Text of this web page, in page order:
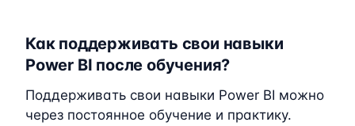
Как поддерживать свои навыки
Power BI после обучения?
Поддерживать свои навыки Power BI можно
через постоянное обучение и практику.